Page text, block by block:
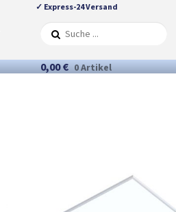
✓ Express-24 Versand
0,00 € 0 Artikel